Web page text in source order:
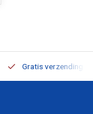
Gratis verzending